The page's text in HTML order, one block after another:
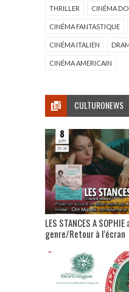
THRILLER CINÉMA
CINÉMA FANTASTIQUE
CINÉMA ITALIEN
CINÉMA AMERICAIN
CULTURONEWS
LES STANCES A
genre/Retour à l’écran